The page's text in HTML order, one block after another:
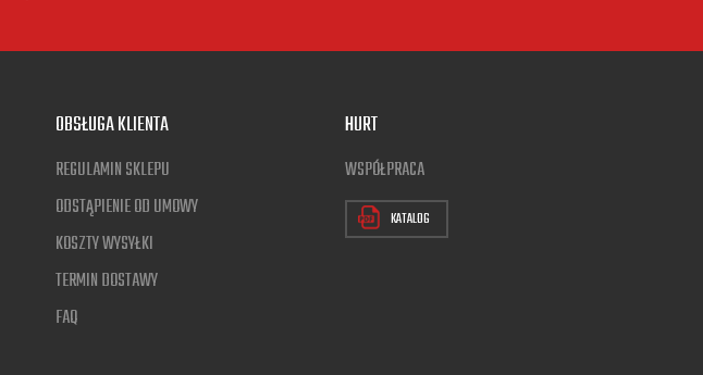
OBSŁUGA KLIENTA
REGULAMIN SKLEPU
ODSTĄPIENIE OD UMOWY
KOSZTY WYSYŁKI
TERMIN DOSTAWY
FAQ
HURT
WSPÓŁPRACA
KATALOG